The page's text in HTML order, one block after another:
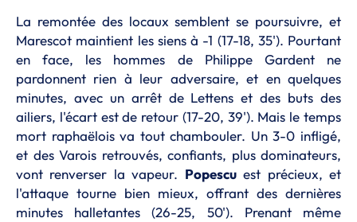
La remontée des locaux semblent se poursuivre, et
Marescot maintient les siens à -1 (17-18, 35'). Pourtant
en face, les hommes de Philippe Gardent ne
pardonnent rien à leur adversaire, et en quelques
minutes, avec un arrêt de Lettens et des buts des
ailiers, l'écart est de retour (17-20, 39'). Mais le temps
mort raphaëlois va tout chambouler. Un 3-0 infligé,
et des Varois retrouvés, confiants, plus dominateurs,
vont renverser la vapeur. Popescuest précieux, et
l'attaque tourne bien mieux, offrant des dernières
minutes halletantes (26-25, 50'). Prenant même